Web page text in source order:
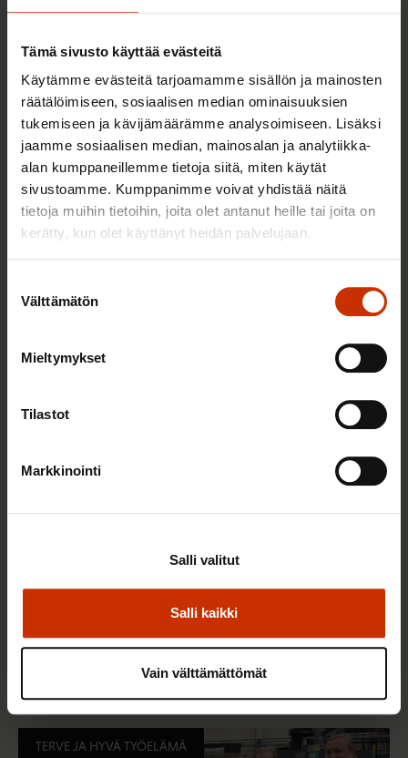
Tämä sivusto käyttää evästeitä
Käytämme evästeitä tarjoamamme sisällön ja mainosten
räätälöimiseen, sosiaalisen median ominaisuuksien
tukemiseen ja kävijämäärämme analysoimiseen. Lisäksi
jaamme sosiaalisen median, mainosalan ja analytiikka-
alan kumppaneillemme tietoja siitä, miten käytät
sivustoamme. Kumppanimme voivat yhdistää näitä
tietoja muihin tietoihin, joita olet antanut heille tai joita on
kerätty, kun olet käyttänyt heidän palvelujaan.
valinta
Välttämätön
Mieltymykset
Tilastot
Markkinointi
Salli kaikki
Salli valitut
Vain välttämättömät
hyvinvoiva työelämä on yhteinen asia
Työaikaisella ruokailulla on väliä – lue vinkit
jaksamista tukevaan terveelliseen syömiseen
TERVE JA HYVÄ TYÖELÄMÄ